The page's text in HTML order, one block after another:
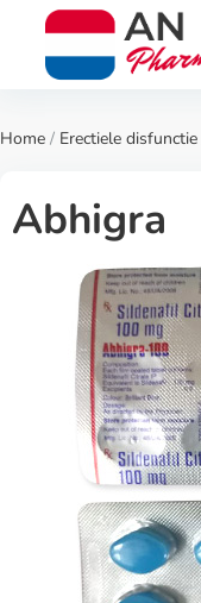
Home / Erectiele disfunctie
Abhigra